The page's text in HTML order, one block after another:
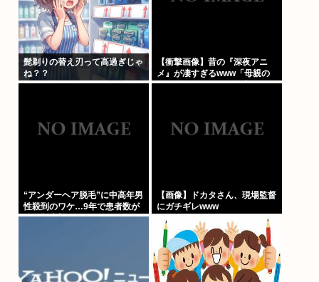
髭剃りの替え刃って高過ぎじゃ
ね？？
【衝撃画像】昔の『深夜アニ
メ』が凄すぎるwww「母親の
前でギリギリ見れる深夜アニ
“アンダーヘア脱毛”に中高年男
性殺到のワケ…9年で患者数が
200倍以上
【画像】ドカタさん、現場監督
にガチギレwww